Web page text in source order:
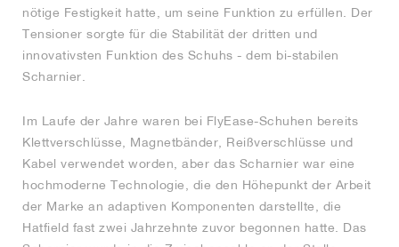
nötige Festigkeit hatte, um seine Funktion zu erfüllen. Der
Tensioner sorgte für die Stabilität der dritten und
innovativsten Funktion des Schuhs - dem bi-stabilen
Scharnier.
Im Laufe der Jahre waren bei FlyEase-Schuhen bereits
Klettverschlüsse, Magnetbänder, Reißverschlüsse und
Kabel verwendet worden, aber das Scharnier war eine
hochmoderne Technologie, die den Höhepunkt der Arbeit
der Marke an adaptiven Komponenten darstellte, die
Hatfield fast zwei Jahrzehnte zuvor begonnen hatte. Das